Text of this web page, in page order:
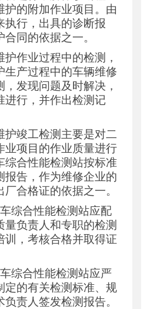
护的附加作业项目。由
执行，出具的诊断报
同的依据之一。
护作业过程中的检测，
生产过程中的车辆维修
发现问题及时解决，
进行，并作出检测记
护竣工检测主要是对二
业项目的作业质量进行
综合性能检测站按标准
报告，作为维修企业的
合格证的依据之一。
综合性能检测站应配
量负责人和专职的检测
训，考核合格并取得证
综合性能检测站应严
定的有关检测标准、规
责人签发检测报告。